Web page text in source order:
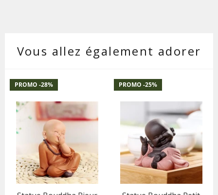
Vous allez également adorer
PROMO -28% PROMO -25%